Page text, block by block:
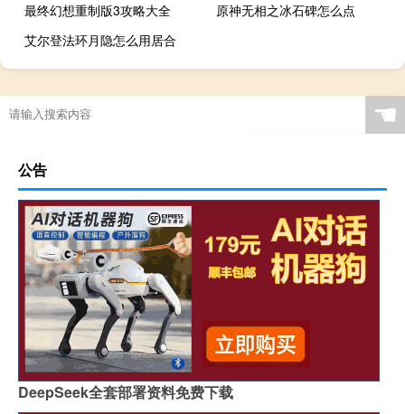
最终幻想重制版3攻略大全
原神无相之冰石碑怎么点
艾尔登法环月隐怎么用居合
☚
公告
DeepSeek全套部署资料免费下载